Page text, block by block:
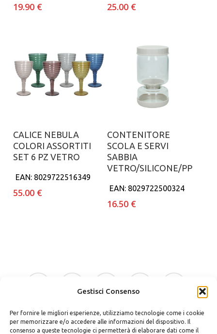
Gestisci Consenso
Per fornire le migliori esperienze, utilizziamo tecnologie come i cookie
per memorizzare e/o accedere alle informazioni del dispositivo. Il
consenso a queste tecnologie ci permetterà di elaborare dati come il
19.90 € 25.00 €
Aggiungi al carrello
CALICE NEBULA
COLORI ASSORTITI
SET 6 PZ VETRO
EAN: 8029722516349
55.00 €
Aggiungi al carrello
CONTENITORE
SCOLA E SERVI
SABBIA
VETRO/SILICONE/PP
EAN: 8029722500324
16.50 €
facebook
google-
instagram whatsapp tiktok
phone email